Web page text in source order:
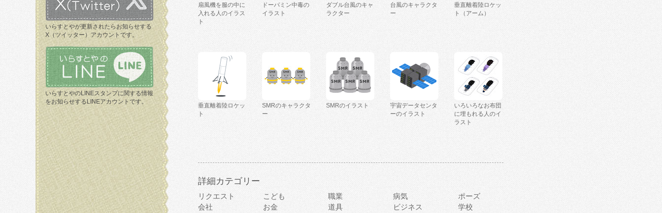
いらすとやが更新されたらお知らせする
X（ツイッター）アカウントです。
いらすとやのLINEスタンプに関する情報
をお知らせするLINEアカウントです。
扇風機を服の中に
入れる人のイラス
ト
ドーパミン中毒の
イラスト
ダブル台風のキャ
ラクター
台風のキャラクタ
ー
垂直離着陸ロケッ
ト（アーム）
垂直離着陸ロケッ
ト
SMRのキャラクタ
ー
SMRのイラスト
宇宙データセンタ
ーのイラスト
いろいろなお布団
に埋もれる人のイ
ラスト
詳細カテゴリー
リクエスト こども 職業 病気
ポーズ
会社
お金 道具 ビジネス
学校